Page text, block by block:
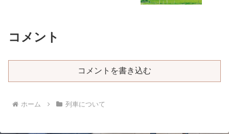
コメント
コメントを書き込む
ホーム 列車について